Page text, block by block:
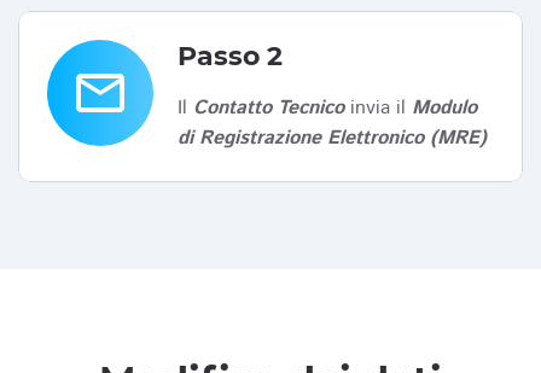
email
Passo 2
Il Contatto Tecnicoinvia il Modulo
di Registrazione Elettronico (MRE)